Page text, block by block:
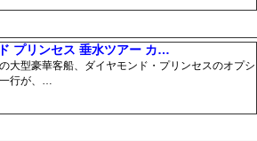
プリンセス 垂水ツアー カ…
大型豪華客船、ダイヤモンド・プリンセスのオプシ
行が、…